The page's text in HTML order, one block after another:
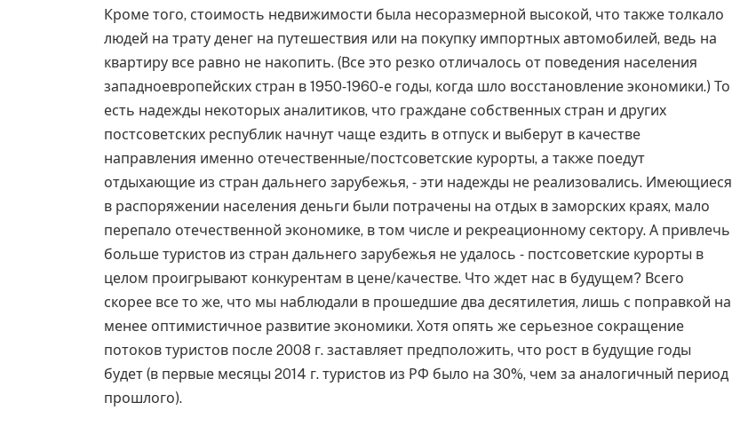
Кроме того, стоимость недвижимости была несоразмерной высокой, что также толкало
людей на трату денег на путешествия или на покупку импортных автомобилей, ведь на
квартиру все равно не накопить. (Все это резко отличалось от поведения населения
западноевропейских стран в 1950‑1960-е годы, когда шло восстановление экономики.) То
есть надежды некоторых аналитиков, что граждане собственных стран и других
постсоветских республик начнут чаще ездить в отпуск и выберут в качестве
направления именно отечественные/постсоветские курорты, а также поедут
отдыхающие из стран дальнего зарубежья, ‑ эти надежды не реализовались. Имеющиеся
в распоряжении населения деньги были потрачены на отдых в заморских краях, мало
перепало отечественной экономике, в том числе и рекреационному сектору. А привлечь
больше туристов из стран дальнего зарубежья не удалось ‑ постсоветские курорты в
целом проигрывают конкурентам в цене/качестве. Что ждет нас в будущем? Всего
скорее все то же, что мы наблюдали в прошедшие два десятилетия, лишь с поправкой на
менее оптимистичное развитие экономики. Хотя опять же серьезное сокращение
потоков туристов после 2008 г. заставляет предположить, что рост в будущие годы
будет (в первые месяцы 2014 г. туристов из РФ было на 30%, чем за аналогичный период
прошлого).